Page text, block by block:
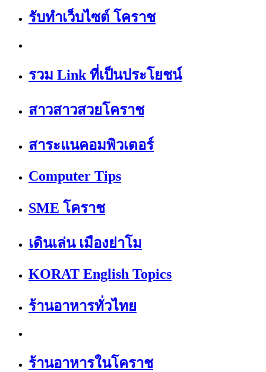
รับทำเว็บไซต์ โคราช
รวม Link ที่เป็นประโยชน์
สาวสาวสวยโคราช
สาระแนคอมพิวเตอร์
Computer Tips
SME โคราช
เดินเล่น เมืองย่าโม
KORAT English Topics
ร้านอาหารทั่วไทย
ร้านอาหารในโคราช